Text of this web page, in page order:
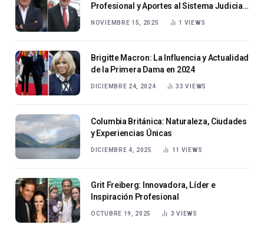
Profesional y Aportes al Sistema Judicial
Español
NOVIEMBRE 15, 2025 1 VIEWS
Brigitte Macron: La Influencia y Actualidad
de la Primera Dama en 2024
DICIEMBRE 24, 2024 33VIEWS
Columbia Británica: Naturaleza, Ciudades
y Experiencias Únicas
DICIEMBRE 4, 2025 11 VIEWS
Grit Freiberg: Innovadora, Líder e
Inspiración Profesional
OCTUBRE 19, 2025 3VIEWS